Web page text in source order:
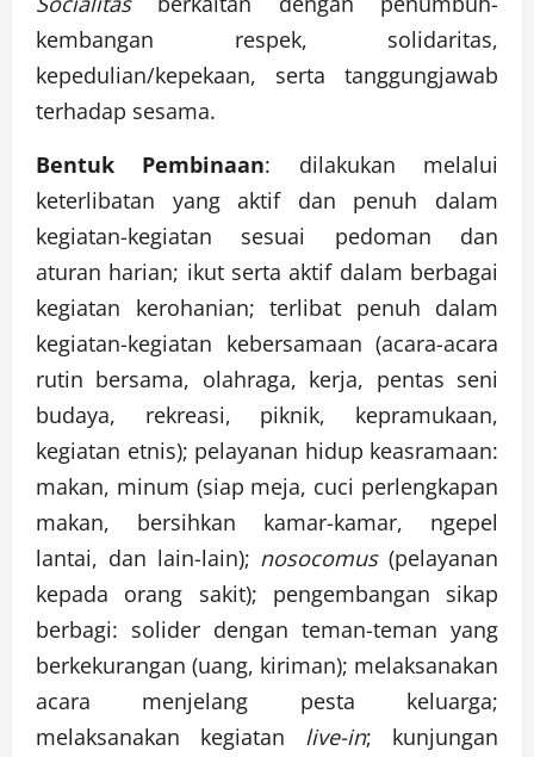
kembangan respek, solidaritas,
kepedulian/kepekaan, serta tanggungjawab
terhadap sesama.
Bentuk Pembinaan: dilakukan melalui
keterlibatan yang aktif dan penuh dalam
kegiatan-kegiatan sesuai pedoman dan
aturan harian; ikut serta aktif dalam berbagai
kegiatan kerohanian; terlibat penuh dalam
kegiatan-kegiatan kebersamaan (acara-acara
rutin bersama, olahraga, kerja, pentas seni
budaya, rekreasi, piknik, kepramukaan,
kegiatan etnis); pelayanan hidup keasramaan:
makan, minum (siap meja, cuci perlengkapan
makan, bersihkan kamar-kamar, ngepel
lantai, dan lain-lain); nosocomus(pelayanan
kepada orang sakit); pengembangan sikap
berbagi: solider dengan teman-teman yang
berkekurangan (uang, kiriman); melaksanakan
acara menjelang pesta keluarga;
melaksanakan kegiatan live-in; kunjungan